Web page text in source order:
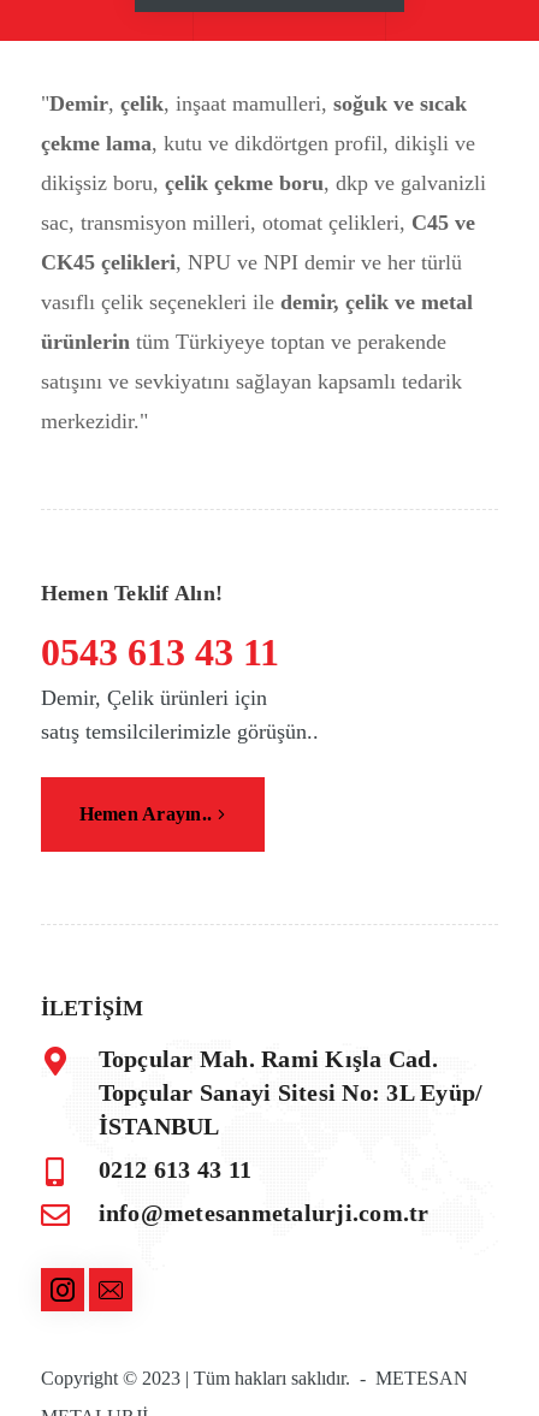
"Demir, çelik, inşaat mamulleri, soğuk ve sıcak
çekme lama, kutu ve dikdörtgen profil, dikişli ve
dikişsiz boru, çelik çekme boru, dkp ve galvanizli
sac, transmisyon milleri, otomat çelikleri, C45 ve
CK45 çelikleri, NPU ve NPI demir ve her türlü
vasıflı çelik seçenekleri ile demir, çelik ve metal
ürünlerin tüm Türkiyeye toptan ve perakende
satışını ve sevkiyatını sağlayan kapsamlı tedarik
merkezidir."
Hemen Teklif Alın!
0543 613 43 11
Demir, Çelik ürünleri için
satış temsilcilerimizle görüşün..
Hemen Arayın..
İLETİŞİM
Topçular Mah. Rami Kışla Cad.
Topçular Sanayi Sitesi No: 3L Eyüp/
İSTANBUL
0212 613 43 11
info@metesanmetalurji.com.tr
Copyright © 2023 | Tüm hakları saklıdır. - METESAN